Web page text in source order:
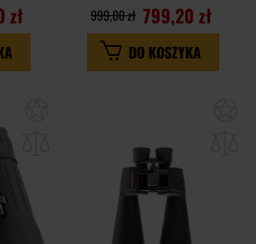
zł 799,20 zł
999,00 zł
DO KOSZYKA